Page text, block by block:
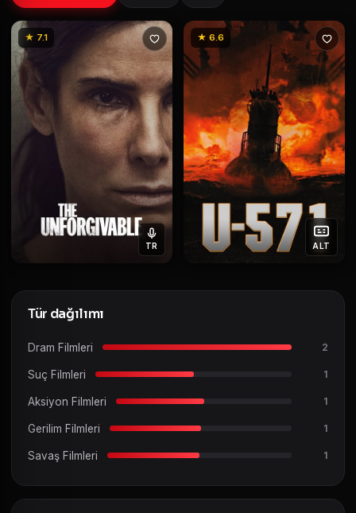
★ 7.1
TR
★ 6.6
ALT
Tür dağılımı
Dram Filmleri 2
Suç Filmleri 1
Aksiyon Filmleri 1
Gerilim Filmleri 1
Savaş Filmleri 1